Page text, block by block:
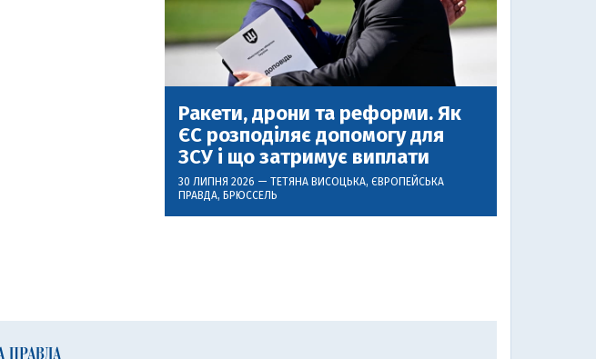
Ракети, дрони та реформи. Як
ЄС розподіляє допомогу для
ЗСУ і що затримує виплати
30 ЛИПНЯ 2026 — ТЕТЯНА ВИСОЦЬКА, ЄВРОПЕЙСЬКА
ПРАВДА, БРЮССЕЛЬ